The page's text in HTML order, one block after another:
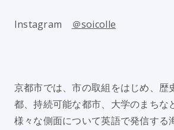
Instagram ＠soicolle
京都市では、市の取組をはじめ、歴
都、持続可能な都市、大学のまちな
様々な側面について英語で発信する